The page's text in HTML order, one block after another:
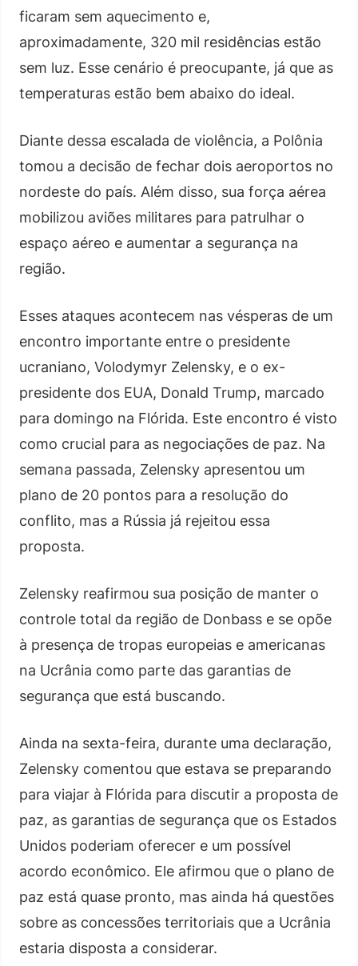
ficaram sem aquecimento e,
aproximadamente, 320 mil residências estão
sem luz. Esse cenário é preocupante, já que as
temperaturas estão bem abaixo do ideal.
Diante dessa escalada de violência, a Polônia
tomou a decisão de fechar dois aeroportos no
nordeste do país. Além disso, sua força aérea
mobilizou aviões militares para patrulhar o
espaço aéreo e aumentar a segurança na
região.
Esses ataques acontecem nas vésperas de um
encontro importante entre o presidente
ucraniano, Volodymyr Zelensky, e o ex-
presidente dos EUA, Donald Trump, marcado
para domingo na Flórida. Este encontro é visto
como crucial para as negociações de paz. Na
semana passada, Zelensky apresentou um
plano de 20 pontos para a resolução do
conflito, mas a Rússia já rejeitou essa
proposta.
Zelensky reafirmou sua posição de manter o
controle total da região de Donbass e se opõe
à presença de tropas europeias e americanas
na Ucrânia como parte das garantias de
segurança que está buscando.
Ainda na sexta-feira, durante uma declaração,
Zelensky comentou que estava se preparando
para viajar à Flórida para discutir a proposta de
paz, as garantias de segurança que os Estados
Unidos poderiam oferecer e um possível
acordo econômico. Ele afirmou que o plano de
paz está quase pronto, mas ainda há questões
sobre as concessões territoriais que a Ucrânia
estaria disposta a considerar.